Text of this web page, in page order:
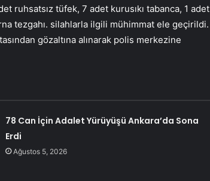
ruhsatsız tüfek, 7 adet kurusıkı tabanca, 1 adet
tezgahı. silahlarla ilgili mühimmat ele geçirildi.
gözaltına alınarak polis merkezine
78 Can İçin Adalet Yürüyüşü Ankara’da Sona
Erdi
Ağustos 5, 2026